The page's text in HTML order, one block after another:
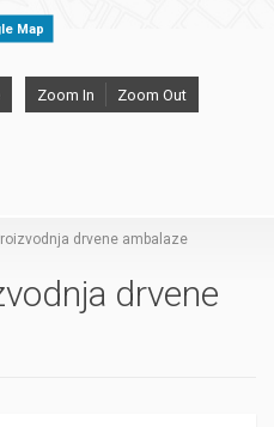
Map
Zoom In Zoom Out
drvene ambalaze
drvene